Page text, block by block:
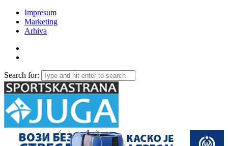
Impresum
Marketing
Arhiva
Search for: